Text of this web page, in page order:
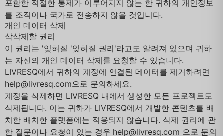
포함한 적절한 통제가 이루어지지 않는 한 귀하의 개인정보
를 조직이나 국가로 전송하지 않을 것입니다.
개인 데이터 삭제
삭삭제할 권리
이 권리는 '잊혀질 '잊혀질 권리'라고도 알려져 있으며 귀하
는 자신의 개인 데이터 삭제를 요청할 수 있습니다.
LIVRESQ에서 귀하의 계정에 연결된 데이터를 제거하려면
help@livresq.com으로 문의하세요.
계정을 삭제하면 LIVRESQ 내에서 생성한 모든 프로젝트도
삭제됩니다. 이는 귀하가 LIVRESQ에서 개발한 콘텐츠를 배
치한 배치한 플랫폼에는 적용되지 않습니다. 삭제 권리에 관
한 질문이나 요청이 있는 경우 help@livresq.com 으로 문의